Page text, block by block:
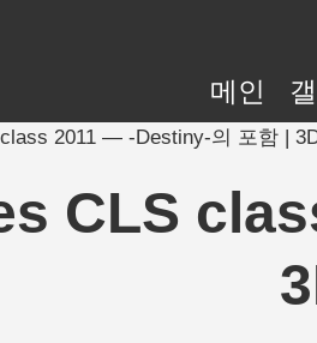
메인
2011 — -Destiny-의 포함 |
CLS